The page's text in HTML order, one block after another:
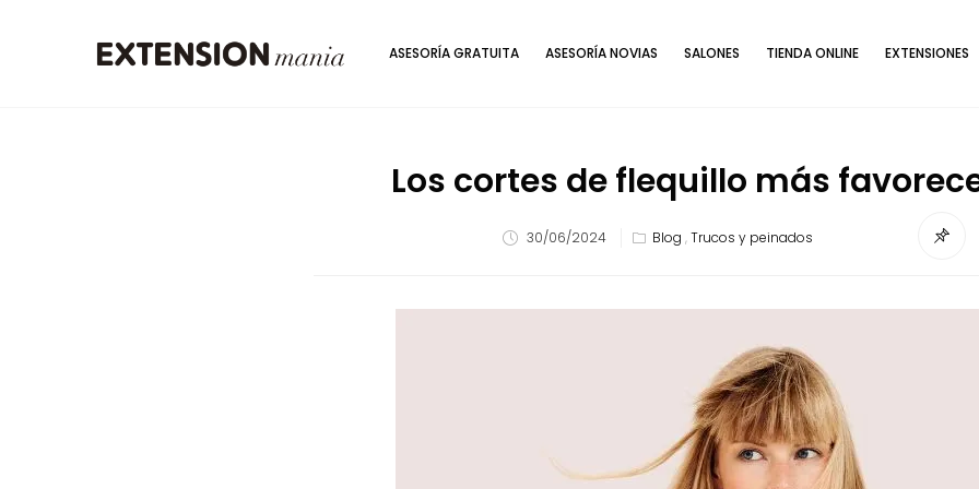
ASESORÍA GRATUITA ASESORÍA NOVIAS SALONES TIENDA ONLINE EXTENSIONES
Los cortes de flequillo más
30/06/2024 Blog ,Trucos y peinados